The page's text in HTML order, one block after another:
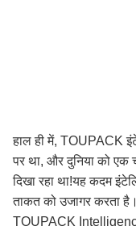
हाल ही में, TOUPACK
पर था, और दुनिया को एक
दिखा रहा था!यह कदम
ताकत को उजागर करता
TOUPACK